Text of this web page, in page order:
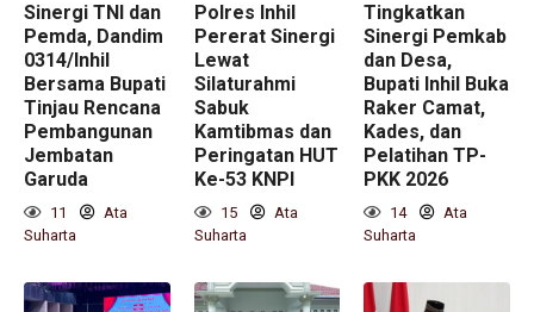
Sinergi TNI dan
Pemda, Dandim
0314/Inhil
Bersama Bupati
Tinjau Rencana
Pembangunan
Jembatan
Garuda
11
Ata
Suharta
Polres Inhil
Pererat Sinergi
Lewat
Silaturahmi
Sabuk
Kamtibmas dan
Peringatan HUT
Ke-53 KNPI
15
Ata
Suharta
Tingkatkan
Sinergi Pemkab
dan Desa,
Bupati Inhil Buka
Raker Camat,
Kades, dan
Pelatihan TP-
PKK 2026
14
Ata
Suharta